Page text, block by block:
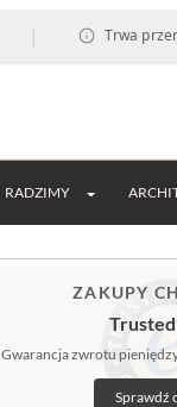
Trwa przerwa
RADZIMY
ZAKUPY
Gwarancja zwrotu
Sprawdź